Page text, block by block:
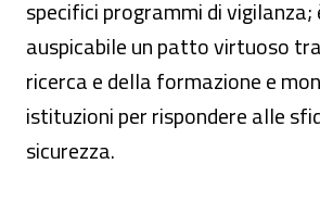
specifici programmi di vigilanza;
auspicabile un patto virtuoso
ricerca e della formazione e
istituzioni per rispondere alle
sicurezza.